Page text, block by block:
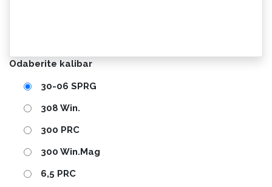
Odaberite kalibar
30-06 SPRG
308 Win.
300 PRC
300 Win.Mag
6,5 PRC